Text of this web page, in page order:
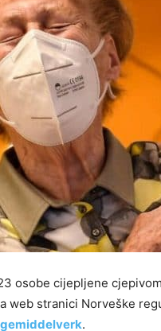
osobe cijepljene
web stranici Norveške
.